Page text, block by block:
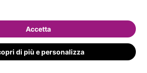
di più e personalizza
Accetta